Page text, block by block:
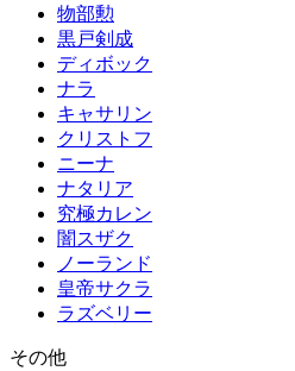
物部勲
黒戸剣成
ディボック
ナラ
キャサリン
クリストフ
ニーナ
ナタリア
究極カレン
闇スザク
ノーランド
皇帝サクラ
ラズベリー
その他